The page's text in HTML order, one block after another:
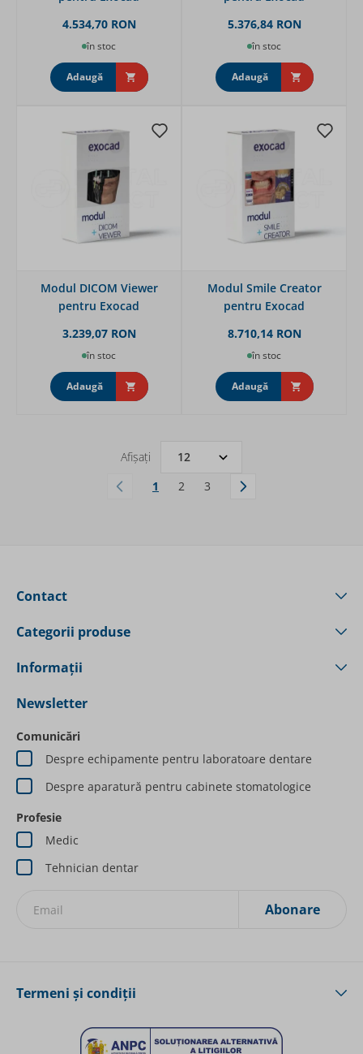
4.534,70 RON
în stoc
Adaugă
5.376,84 RON
în stoc
Adaugă
Modul DICOM Viewer
pentru Exocad
3.239,07 RON
în stoc
Adaugă
Modul Smile Creator
pentru Exocad
8.710,14 RON
în stoc
Adaugă
În acest moment citiți pagina
1 Pagină
2 Pagină
3
Afișați
Contact
Categorii produse
Informații
Newsletter
Comunicări
Despre echipamente pentru laboratoare dentare
Despre aparatură pentru cabinete stomatologice
Profesie
Medic
Tehnician dentar
Inscrieți-vă la Newsletterurile noastre: Abonare
Termeni și condiții